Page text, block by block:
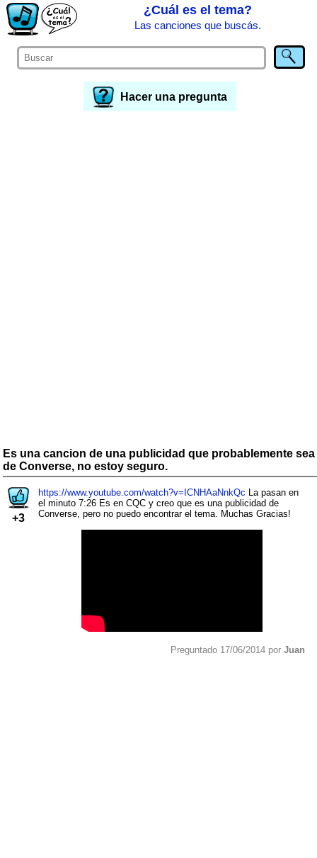
¿Cuál es el tema?
Las canciones que buscás.
Hacer una pregunta
Es una cancion de una publicidad que probablemente sea
de Converse, no estoy seguro.
+3
https://www.youtube.com/watch?v=ICNHAaNnkQc La pasan en
el minuto 7:26 Es en CQC y creo que es una publicidad de
Converse, pero no puedo encontrar el tema. Muchas Gracias!
Preguntado 17/06/2014 por Juan